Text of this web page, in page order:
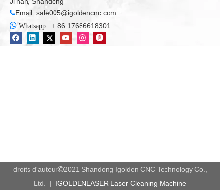
Email: sale005@igoldencnc.com
 Whatsapp : + 86 17686618301
droits d'auteur2021 Shandong Igolden CNC Technology Co.,
Ltd. |
IGOLDENLASER Laser Cleaning Machine